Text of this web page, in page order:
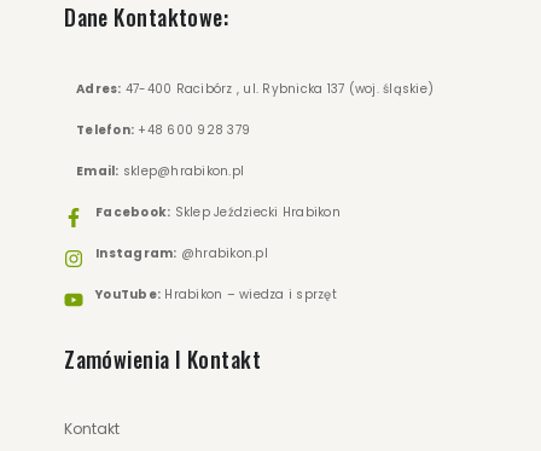
Dane Kontaktowe:
Adres: 47-400 Racibórz , ul. Rybnicka 137 (woj. śląskie)
Telefon: +48 600 928 379
Email: sklep@hrabikon.pl
Facebook: Sklep Jeździecki Hrabikon
Instagram: @hrabikon.pl
YouTube: Hrabikon – wiedza i sprzęt
Zamówienia I Kontakt
Kontakt